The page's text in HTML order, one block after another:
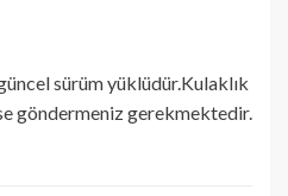
sürüm yüklüdür.Kulaklık
göndermeniz gerekmektedir.